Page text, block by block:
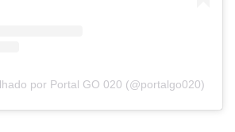
por Portal GO 020 (@portalgo020)